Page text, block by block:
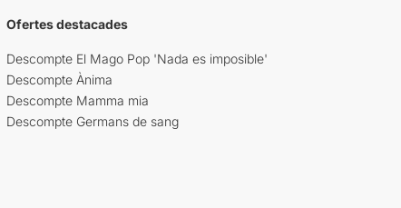
Ofertes destacades
Descompte El Mago Pop 'Nada es imposible'
Descompte Ànima
Descompte Mamma mia
Descompte Germans de sang